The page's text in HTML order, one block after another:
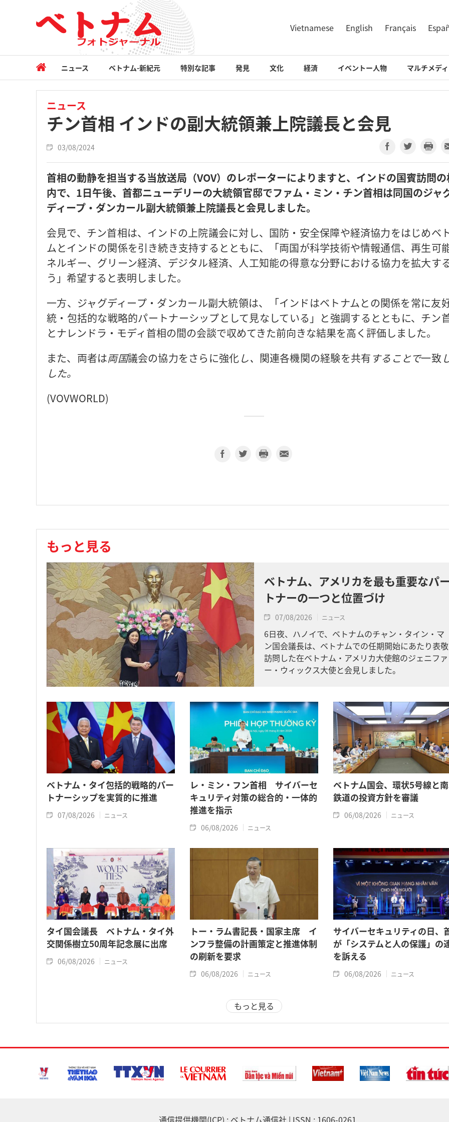
Vietnamese English Français
ニュース ベトナム-新紀元 特別な記事 発見 文化 経済 イベントー人物 マルチメデ
ニュース
チン首相 インドの副大統領兼上院議長と会見
03/08/2024
首相の動静を担当する当放送局（VOV）のレポーターによりますと、インドの国賓訪問
内で、1日午後、首都ニューデリーの大統領官邸でファム・ミン・チン首相は同国のジャ
ディープ・ダンカール副大統領兼上院議長と会見しました。
会見で、チン首相は、インドの上院議会に対し、国防・安全保障や経済協力をはじめベ
ムとインドの関係を引き続き支持するとともに、「両国が科学技術や情報通信、再生可
ネルギー、グリーン経済、デジタル経済、人工知能の得意な分野における協力を拡大す
う」希望すると表明しました。
一方、ジャグディープ・ダンカール副大統領は、「インドはベトナムとの関係を常に友
統・包括的な戦略的パートナーシップとして見なしている」と強調するとともに、チン
とナレンドラ・モディ首相の間の会談で収めてきた前向きな結果を高く評価しました。
また、両者は両国議会の協力をさらに強化し、 関連各機関の経験を共有 することで一致
した。
(VOVWORLD)
もっと見る
ベトナム、アメリカを最も重要なパ
トナーの一つと位置づけ
07/08/2026 ニュース
6日夜、ハノイで、ベトナムのチャン・タイン・マ
ン国会議長は、ベトナムでの任期開始にあたり表敬
訪問した在ベトナム・アメリカ大使館のジェニファ
ー・ウィックス大使と会見しました。
ベトナム・タイ包括的戦略的パー
トナーシップを実質的に推進
07/08/2026 ニュース
レ・ミン・フン首相 サイバーセ
キュリティ対策の総合的・一体的
推進を指示
06/08/2026 ニュース
ベトナム国会、環状5号線と
鉄道の投資方針を審議
06/08/2026 ニュース
タイ国会議長 ベトナム・タイ外
交関係樹立50周年記念展に出席
06/08/2026 ニュース
トー・ラム書記長・国家主席 イ
ンフラ整備の計画策定と推進体制
の刷新を要求
06/08/2026 ニュース
サイバーセキュリティの日、
が「システムと人の保護」の
を訴える
06/08/2026 ニュース
もっと見る
通信提供機関(ICP) : ベトナム通信社 | ISSN : 1606-0261